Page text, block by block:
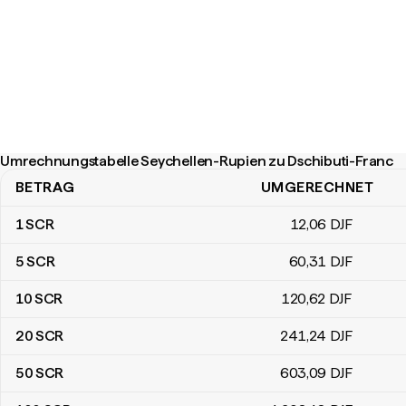
Umrechnungstabelle Seychellen-Rupien zu Dschibuti-Franc
Umrechnungstabelle Seychellen-Rupien zu Dschibuti-Franc
BETRAG UMGERECHNET
1SCR 12,06 DJF
5SCR 60,31 DJF
10SCR 120,62 DJF
20SCR 241,24 DJF
50SCR 603,09 DJF